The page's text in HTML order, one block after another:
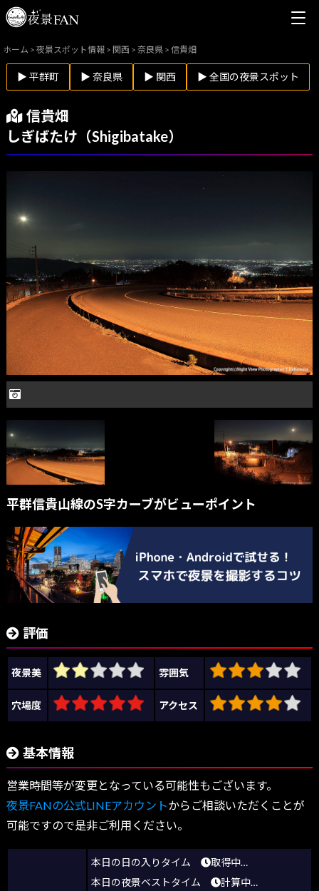
ホーム >夜景スポット情報 > 関西 >奈良県 >信貴畑
▶ 平群町 ▶ 奈良県 ▶ 関西 ▶ 全国の夜景スポット
信貴畑
しぎばたけ（Shigibatake）
平群信貴山線のS字カーブがビューポイント
評価
夜景美 雰囲気
穴場度 アクセス
基本情報
営業時間等が変更となっている可能性もございます。
夜景FANの公式LINEアカウントからご相談いただくことが
可能ですので是非ご利用ください。
本日の日の入りタイム
取得中…
本日の夜景ベストタイム
計算中…